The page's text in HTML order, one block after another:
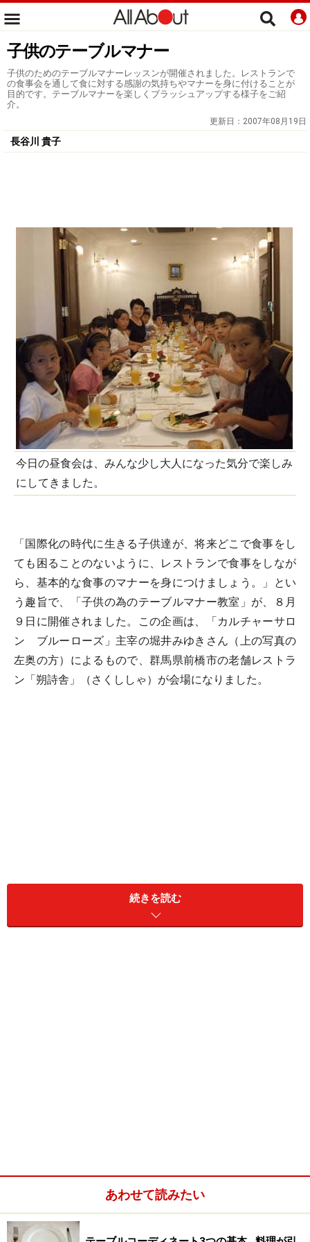
子供のテーブルマナー
子供のためのテーブルマナーレッスンが開催されました。レストランで
の食事会を通して食に対する感謝の気持ちやマナーを身に付けることが
目的です。テーブルマナーを楽しくブラッシュアップする様子をご紹
介。
更新日： 2007年08月19日
長谷川 貴子
今日の昼食会は、みんな少し大人になった気分で楽しみ
にしてきました。
「国際化の時代に生きる子供達が、将来どこで食事をし
ても困ることのないように、レストランで食事をしなが
ら、基本的な食事のマナーを身につけましょう。」とい
う趣旨で、「子供の為のテーブルマナー教室」が、８月
９日に開催されました。この企画は、「カルチャーサロ
ン ブルーローズ」主宰の堀井みゆきさん（上の写真の
左奥の方）によるもので、群馬県前橋市の老舗レストラ
ン「朔詩舎」（さくししゃ）が会場になりました。
会は、食事をいただく前に「感謝の心」が大切ですとい
続きを読む
あわせて読みたい